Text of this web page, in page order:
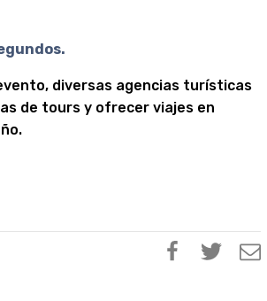
diversas agencias turísticas
de tours y ofrecer viajes en